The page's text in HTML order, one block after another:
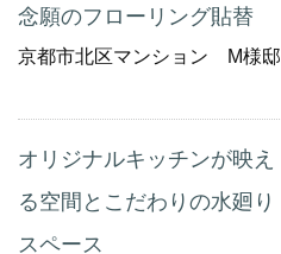
念願のフローリング貼替
京都市北区マンション M様邸
オリジナルキッチンが映え
る空間とこだわりの水廻り
スペース